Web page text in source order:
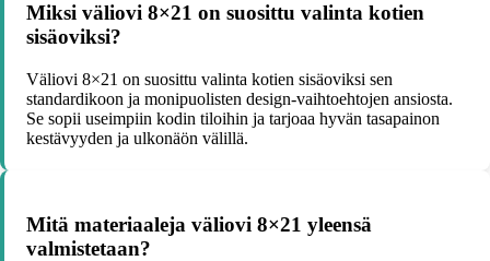
Miksi väliovi 8×21 on suosittu valinta kotien
sisäoviksi?
Väliovi 8×21 on suosittu valinta kotien sisäoviksi sen
standardikoon ja monipuolisten design-vaihtoehtojen ansiosta.
Se sopii useimpiin kodin tiloihin ja tarjoaa hyvän tasapainon
kestävyyden ja ulkonäön välillä.
Mitä materiaaleja väliovi 8×21 yleensä
valmistetaan?